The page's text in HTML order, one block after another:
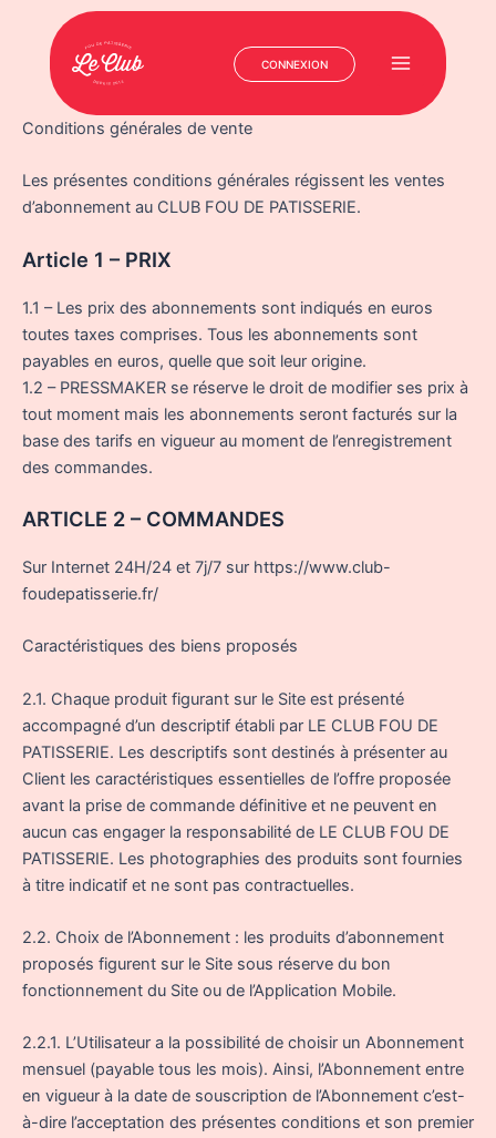
Aller
contenu
CONNEXION
Main
Conditions générales de vente
Les présentes conditions générales régissent les ventes
d’abonnement au CLUB FOU DE PATISSERIE.
Article 1 – PRIX
1.1 – Les prix des abonnements sont indiqués en euros
toutes taxes comprises. Tous les abonnements sont
payables en euros, quelle que soit leur origine.
1.2 – PRESSMAKER se réserve le droit de modifier ses prix à
tout moment mais les abonnements seront facturés sur la
base des tarifs en vigueur au moment de l’enregistrement
des commandes.
ARTICLE 2 – COMMANDES
Sur Internet 24H/24 et 7j/7 sur https://www.club-
foudepatisserie.fr/
Caractéristiques des biens proposés
2.1. Chaque produit figurant sur le Site est présenté
accompagné d’un descriptif établi par LE CLUB FOU DE
PATISSERIE. Les descriptifs sont destinés à présenter au
Client les caractéristiques essentielles de l’offre proposée
avant la prise de commande définitive et ne peuvent en
aucun cas engager la responsabilité de LE CLUB FOU DE
PATISSERIE. Les photographies des produits sont fournies
à titre indicatif et ne sont pas contractuelles.
2.2. Choix de l’Abonnement : les produits d’abonnement
proposés figurent sur le Site sous réserve du bon
fonctionnement du Site ou de l’Application Mobile.
2.2.1. L’Utilisateur a la possibilité de choisir un Abonnement
mensuel (payable tous les mois). Ainsi, l’Abonnement entre
en vigueur à la date de souscription de l’Abonnement c’est-
à-dire l’acceptation des présentes conditions et son premier